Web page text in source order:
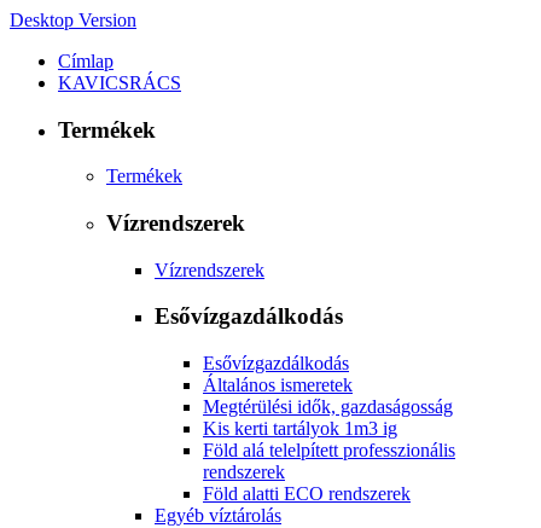
Desktop Version
Címlap
KAVICSRÁCS
Termékek
Termékek
Vízrendszerek
Vízrendszerek
Esővízgazdálkodás
Esővízgazdálkodás
Általános ismeretek
Megtérülési idők, gazdaságosság
Kis kerti tartályok 1m3 ig
Föld alá telelpített professzionális
rendszerek
Föld alatti ECO rendszerek
Egyéb víztárolás